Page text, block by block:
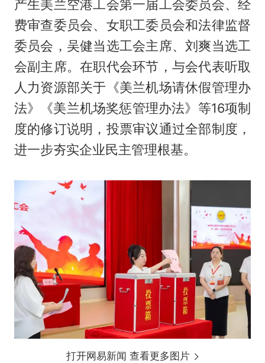
产生美兰空港工会第一届工会委员会、经
费审查委员会、女职工委员会和法律监督
委员会，吴健当选工会主席、刘爽当选工
会副主席。在职代会环节，与会代表听取
人力资源部关于《美兰机场请休假管理办
法》《美兰机场奖惩管理办法》等16项制
度的修订说明，投票审议通过全部制度，
进一步夯实企业民主管理根基。
打开网易新闻 查看更多图片